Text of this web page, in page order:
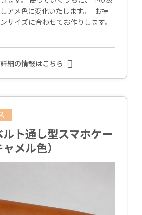
アメ色に変化いたします。 お持
サイズに合わせてお作りします。
細の情報はこちら
ト通し型スマホケー
メル色）